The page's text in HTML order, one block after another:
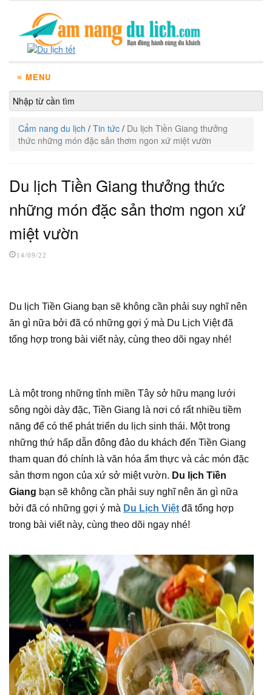
≡ MENU
Cẩm nang du lịch / Tin tức / Du lịch Tiền Giang thưởng
thức những món đặc sản thơm ngon xứ miệt vườn
Du lịch Tiền Giang thưởng thức
những món đặc sản thơm ngon xứ
miệt vườn
14/09/22
Du lịch Tiền Giang bạn sẽ không cần phải suy nghĩ nên
ăn gì nữa bởi đã có những gợi ý mà Du Lịch Việt đã
tổng hợp trong bài viết này, cùng theo dõi ngay nhé!
Là một trong những tỉnh miền Tây sở hữu mạng lưới
sông ngòi dày đặc, Tiền Giang là nơi có rất nhiều tiềm
năng để có thể phát triển du lịch sinh thái. Một trong
những thứ hấp dẫn đông đảo du khách đến Tiền Giang
tham quan đó chính là văn hóa ẩm thực và các món đặc
sản thơm ngon của xứ sở miệt vườn. Du lịch Tiền
Giang bạn sẽ không cần phải suy nghĩ nên ăn gì nữa
bởi đã có những gợi ý mà Du Lịch Việt đã tổng hợp
trong bài viết này, cùng theo dõi ngay nhé!